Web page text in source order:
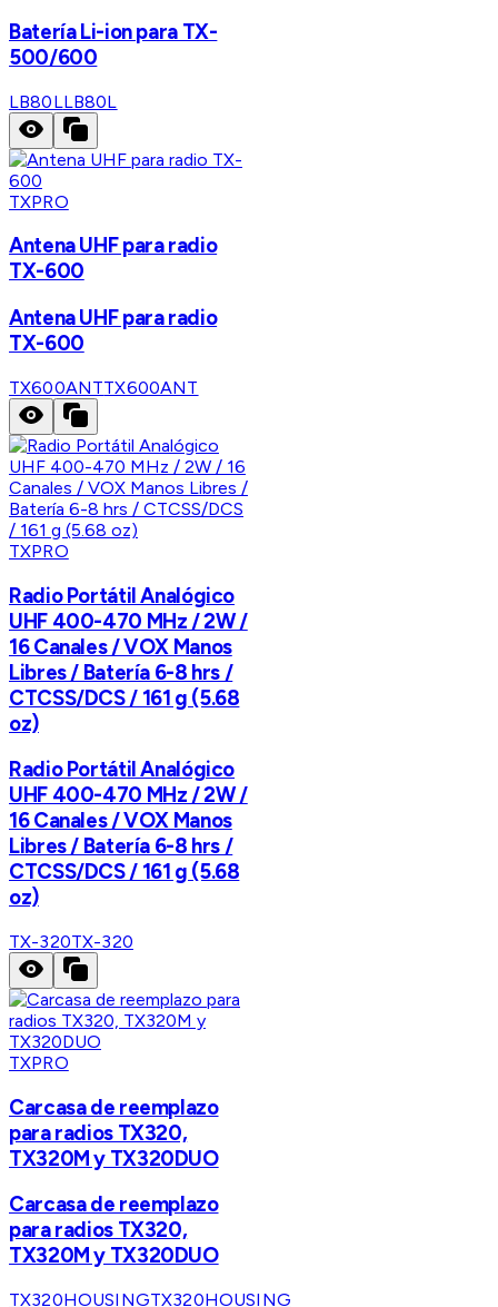
Batería Li-ion para TX-
500/600
LB80LLB80L
TXPRO
Antena UHF para radio
TX-600
Antena UHF para radio
TX-600
TX600ANTTX600ANT
TXPRO
Radio Portátil Analógico
UHF 400-470 MHz / 2W /
16 Canales / VOX Manos
Libres / Batería 6-8 hrs /
CTCSS/DCS / 161 g (5.68
oz)
Radio Portátil Analógico
UHF 400-470 MHz / 2W /
16 Canales / VOX Manos
Libres / Batería 6-8 hrs /
CTCSS/DCS / 161 g (5.68
oz)
TX-320TX-320
TXPRO
Carcasa de reemplazo
para radios TX320,
TX320M y TX320DUO
Carcasa de reemplazo
para radios TX320,
TX320M y TX320DUO
TX320HOUSINGTX320HOUSING